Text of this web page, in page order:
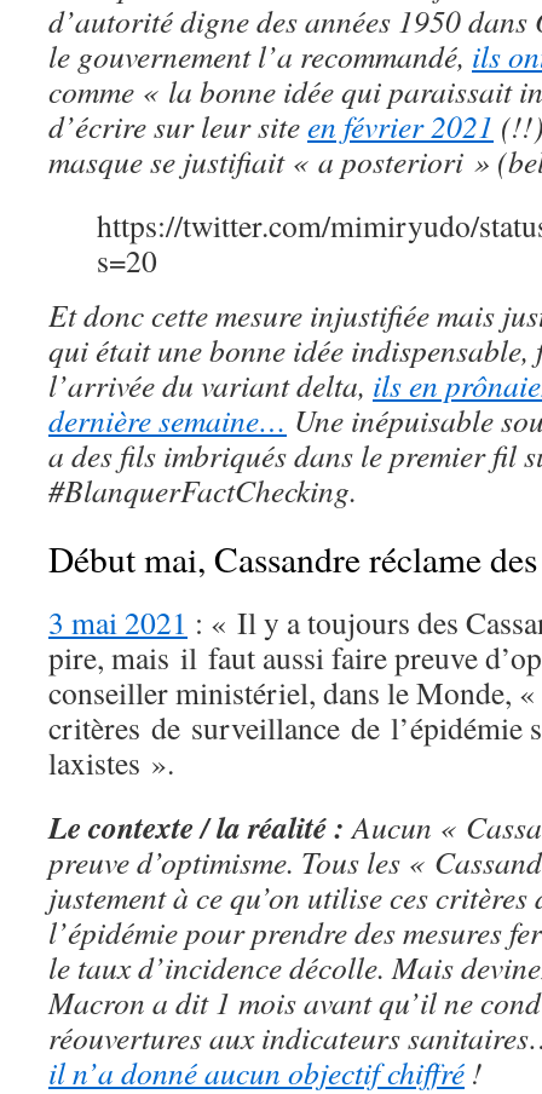
d’autorité digne des années 1950
le gouvernement l’a recommandé, ils
comme « la bonne idée qui paraissait
d’écrire sur leur siteen février 2021
masque se justifiait « a posteriori »
https://twitter.com/mimiryudo/
s=20
Et donc cette mesure injustifiée mais
qui était une bonne idée indispensable,
l’arrivée du variant delta, ils en
dernière semaine… Une inépuisable
a des fils imbriqués dans le premier fil
#BlanquerFactChecking.
Début mai, Cassandre réclame
3 mai 2021 : « Il y a toujours des
pire, mais il faut aussi faire preuve
conseiller ministériel, dans le Monde,
critères de surveillance de l’épidémie
laxistes ».
Le contexte / la réalité :Aucun «
preuve d’optimisme. Tous les «
justement à ce qu’on utilise ces
l’épidémie pour prendre des mesures
le taux d’incidence décolle. Mais
Macron a dit 1 mois avant qu’il ne
réouvertures aux indicateurs
il n’a donné aucun objectif chiffré !